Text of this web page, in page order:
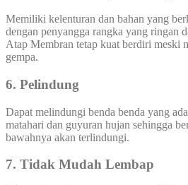
Memiliki kelenturan dan bahan yang
dengan penyangga rangka yang ringan
Atap Membran tetap kuat berdiri meski
gempa.
6. Pelindung
Dapat melindungi benda benda yang
matahari dan guyuran hujan sehingga
bawahnya akan terlindungi.
7. Tidak Mudah Lembap